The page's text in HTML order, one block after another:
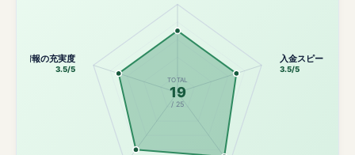
TOTAL
19
/ 25
入金スピード
3.5/5
公開情報の充実度
3.5/5